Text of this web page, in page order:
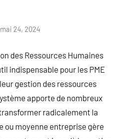
mai 24, 2024
des Ressources Humaines
indispensable pour les PME
gestion des ressources
apporte de nombreux
radicalement la
ou moyenne entreprise gère